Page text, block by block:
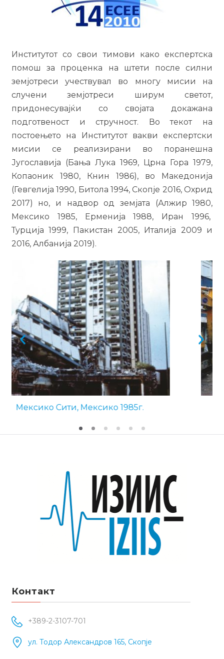
Институтот со свои тимови како експертска
помош за проценка на штети после силни
земјотреси учествувал во многу мисии на
случени земјотреси ширум светот,
придонесувајќи со својата докажана
подготвеност и стручност. Во текот на
постоењето на Институтот вакви експертски
мисии се реализирани во поранешна
Југославија (Бања Лука 1969, Црна Гора 1979,
Копаоник 1980, Книн 1986), во Македонија
(Гевгелија 1990, Битола 1994, Скопје 2016, Охрид
2017) но, и надвор од земјата (Алжир 1980,
Мексико 1985, Ерменија 1988, Иран 1996,
Турција 1999, Пакистан 2005, Италија 2009 и
2016, Албанија 2019).
Измир, Турција, 1999г.
Контакт
+389-2-3107-701
ул. Тодор Александров 165, Скопје